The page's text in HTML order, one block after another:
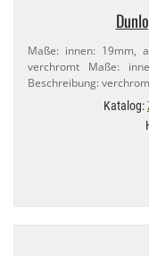
Maße: innen: 19mm,
verchromt Maße:
Beschreibung:
Katalog: